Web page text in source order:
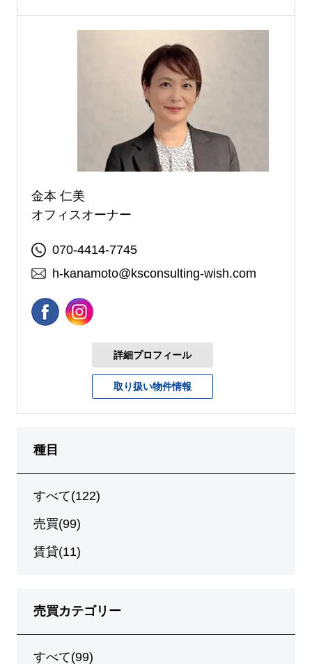
金本 仁美
オフィスオーナー
070-4414-7745
h-kanamoto@ksconsulting-wish.com
詳細プロフィール
取り扱い物件情報
種目
すべて(122)
売買(99)
賃貸(11)
売買カテゴリー
すべて(99)